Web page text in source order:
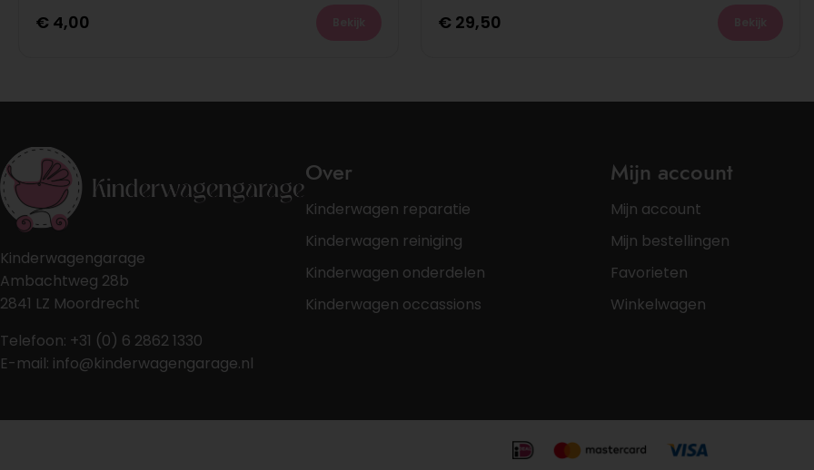
€ 4,00 € 29,50
Kinderwagengarage
Ambachtweg 28b
2841 LZ Moordrecht
Telefoon: +31 (0) 6 2862 1330
E-mail: info@kinderwagengarage.nl
Over
Kinderwagen reparatie
Kinderwagen reiniging
Kinderwagen onderdelen
Kinderwagen occassions
Mijn account
Mijn account
Mijn bestellingen
Favorieten
Winkelwagen